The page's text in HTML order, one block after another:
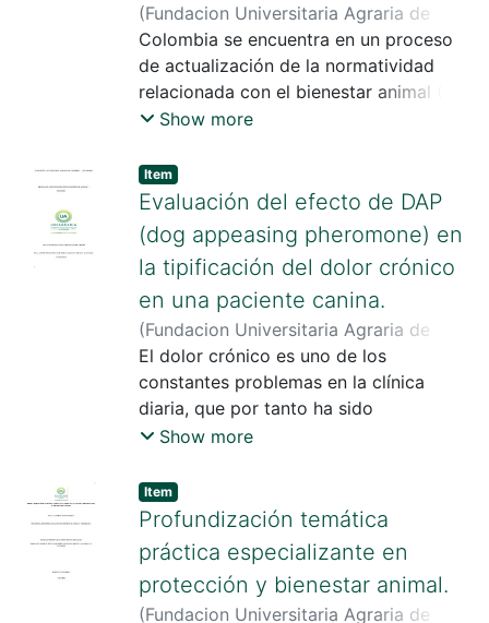
(Fundacion Universitaria Agraria de
Colombia ,2024)López Castañeda,
Víctor Manuel;Romero Buitrago,
Richard Geovani
Colombia se encuentra en un proceso
de actualización de la normatividad
relacionada con el bienestar animal (BA)
con un enfoque de cadena. Así mismo,
interacción Humano – animal (IHA) en
las concentraciones ganaderas suele
ser deficiente, porque es frecuente el
uso de métodos cruentos para manejar,
conducir y transportar los animales,
desde la llegada hasta la salida de las
instalaciones.
Show more
Item
Evaluación del efecto de DAP
(dog appeasing pheromone) en
la tipificación del dolor crónico
en una paciente canina.
(Fundacion Universitaria Agraria de
Colombia,2024 )Lugo Sopo, Stepffany
Muñoz, José Isaías
El dolor crónico es uno de los
constantes problemas en la clínica
diaria, que por tanto ha sido
investigado desde diferentes frentes,
ambigüedad en cuanto al manejo
adecuado del mismo según las
características propias de cada
individuo.
Show more
Item
Profundización temática
práctica especializante en
protección y bienestar animal.
(Fundacion Universitaria Agraria de